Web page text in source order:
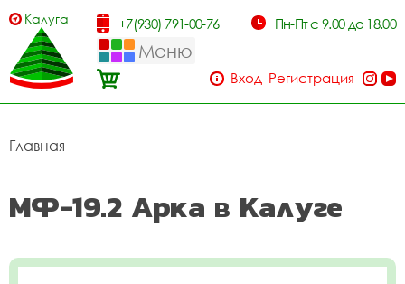
Калуга +7(930) 791-00-76 Пн-Пт с 9.00 до 18.00
Меню
Вход Регистрация
Главная
МФ-19.2 Арка в Калуге